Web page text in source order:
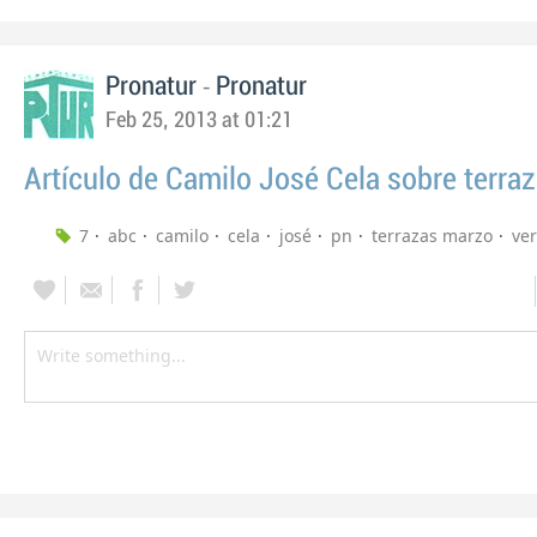
Pronatur - Pronatur
Feb 25, 2013 at 01:21
Artículo de Camilo José Cela sobre
7 abc camilo cela josé pn terrazas marzo